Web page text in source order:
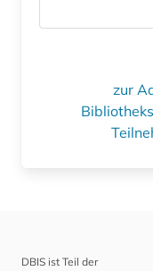
zur
DBIS ist Teil der